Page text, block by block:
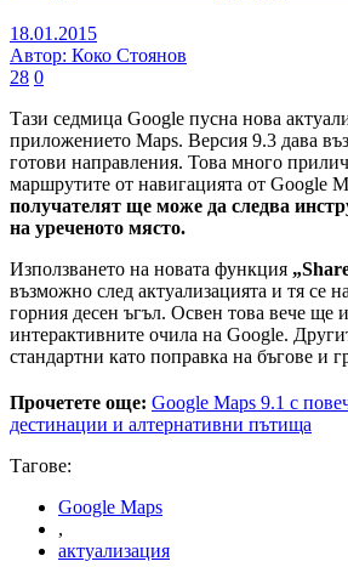
18.01.2015
Автор: Коко Стоянов
28 0
Тази седмица Google пусна нова
приложението Maps. Версия 9.3 дава
готови направления. Това много
маршрутите от навигацията от Google
получателят ще може да следва
на уреченото място.
Използването на новата функция
възможно след актуализацията и тя се
горния десен ъгъл. Освен това вече ще
интерактивните очила на Google.
стандартни като поправка на бъгове и
Прочетете още: Google Maps 9.1 с
дестинации и алтернативни пътища
Тагове:
Google Maps
,
актуализация